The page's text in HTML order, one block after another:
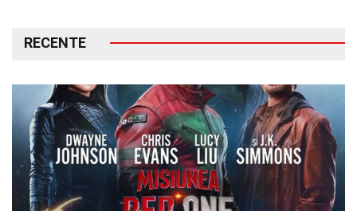
RECENTE